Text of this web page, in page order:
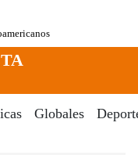
Globales